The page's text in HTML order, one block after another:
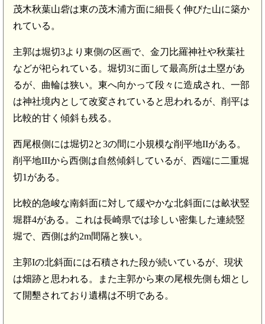
茂木秋葉山砦は東の茂木浦方面に細長く伸びた山に築か
れている。
主郭は堀切3より東側の区画で、金刀比羅神社や秋葉社
などが祀られている。堀切3に面して最高所は土塁があ
るが、曲輪は狭い。東へ向かって段々に造成され、一部
は神社境内として改変されていると思われるが、削平は
比較的甘く傾斜も残る。
西尾根側には堀切2と3の間に小規模な削平地IIがある。
削平地IIIから西側は自然傾斜しているが、西端に二重堀
切1がある。
比較的急峻な南斜面に対して緩やかな北斜面には畝状竪
堀群4がある。これは長崎県では珍しい密集した連続竪
堀で、西側は約2m間隔と狭い。
主郭Iの北斜面には石積された段が続いているが、現状
は畑跡と思われる。また主郭から東の尾根先側も畑とし
て開墾されており遺構は不明である。